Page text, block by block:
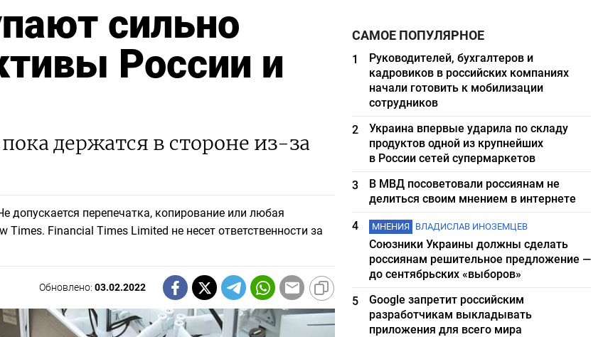
сильно
России и
держатся в стороне из-за
допускается перепечатка, копирование или любая
Financial Times Limited не несет ответственности за
Обновлено:03.02.2022
САМОЕ ПОПУЛЯРНОЕ
1
Руководителей, бухгалтеров и
кадровиков в российских компаниях
начали готовить к мобилизации
сотрудников
2
Украина впервые ударила по складу
продуктов одной из крупнейших
в России сетей супермаркетов
3
В МВД посоветовали россиянам не
делиться своим мнением в интернете
4
МНЕНИЯ ВЛАДИСЛАВ ИНОЗЕМЦЕВ
Союзники Украины должны сделать
россиянам решительное предложение —
до сентябрьских «выборов»
5
Google запретит российским
разработчикам выкладывать
приложения для всего мира